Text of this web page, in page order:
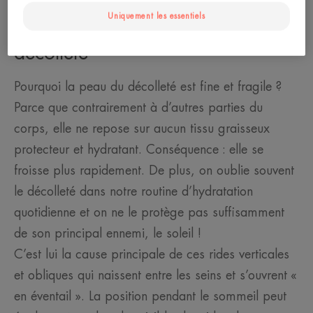
décolleté
Pourquoi la peau du décolleté est fine et fragile ?
Parce que contrairement à d’autres parties du
corps, elle ne repose sur aucun tissu graisseux
protecteur et hydratant. Conséquence : elle se
froisse plus rapidement. De plus, on oublie souvent
le décolleté dans notre routine d’hydratation
quotidienne et on ne le protège pas suffisamment
de son principal ennemi, le soleil !
C’est lui la cause principale de ces rides verticales
et obliques qui naissent entre les seins et s’ouvrent «
en éventail ». La position pendant le sommeil peut
Uniquement les essentiels